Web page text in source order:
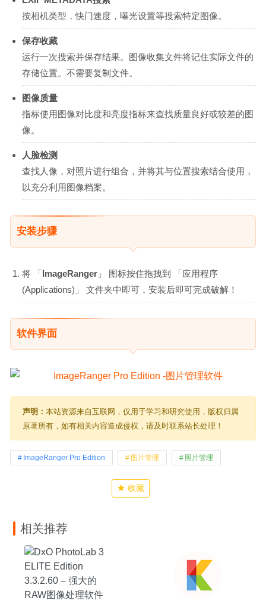
按相机类型，快门速度，曝光设置等搜索特定图像。
保存收藏
运行一次搜索并保存结果。图像收集文件将记住实际文件的
存储位置。不需要复制文件。
图像质量
指标使用图像对比度和亮度指标来查找质量良好或较差的图
像。
人脸检测
查找人像，对照片进行组合，并将其与位置搜索结合使用，
以充分利用图像档案。
安装步骤
将 「ImageRanger 」 图标按住拖拽到 「应用程序
(Applications)」 文件夹中即可，安装后即可完成破解！
软件界面
声明： 本站资源来自互联网，仅用于学习和研究使用，版权归属
原著所有，如有相关内容造成侵权，请及时联系站长处理！
ImageRanger Pro Edition 图片管理 照片管理
收藏
相关推荐